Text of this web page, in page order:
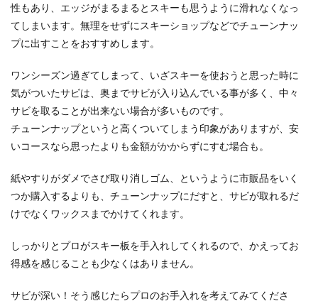
性もあり、エッジがまるまるとスキーも思うように滑れなくなっ
てしまいます。無理をせずにスキーショップなどでチューンナッ
プに出すことをおすすめします。
ワンシーズン過ぎてしまって、いざスキーを使おうと思った時に
気がついたサビは、奥までサビが入り込んでいる事が多く、中々
サビを取ることが出来ない場合が多いものです。
チューンナップというと高くついてしまう印象がありますが、安
いコースなら思ったよりも金額がかからずにすむ場合も。
紙やすりがダメでさび取り消しゴム、というように市販品をいく
つか購入するよりも、チューンナップにだすと、サビが取れるだ
けでなくワックスまでかけてくれます。
しっかりとプロがスキー板を手入れしてくれるので、かえってお
得感を感じることも少なくはありません。
サビが深い！そう感じたらプロのお手入れを考えてみてくださ